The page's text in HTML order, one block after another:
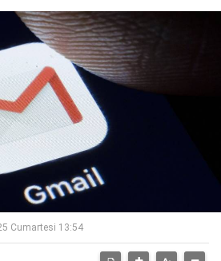
Cumartesi 13:54